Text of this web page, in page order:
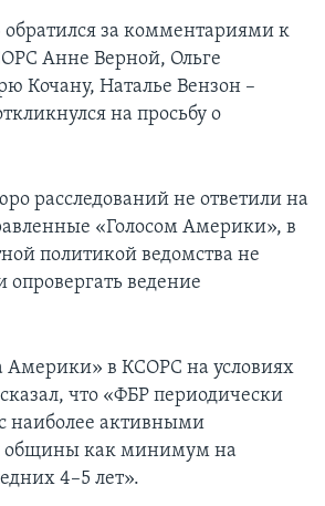
за комментариями к
Анне Верной, Ольге
Кочану, Наталье Вензон –
на просьбу о
расследований не ответили на
«Голосом Америки», в
политикой ведомства не
опровергать ведение
Америки» в КСОРС на условиях
что «ФБР периодически
наиболее активными
общины как минимум на
4–5 лет».